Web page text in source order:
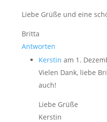
Liebe Grüße und eine
Britta
Antworten
Kerstin am 1.
Vielen Dank, liebe
auch!
Liebe Grüße
Kerstin